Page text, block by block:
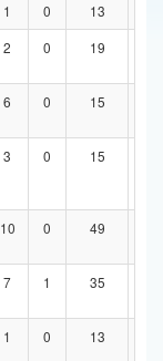
1 0 13
2 0 19
6 0 15
3 0 15
10 0 49
7 1 35
1 0 13